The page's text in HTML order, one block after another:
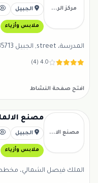
مركز الر... الجبيل
ملابس وأزياء
المدرسة، street, الجبيل 35713
4.0 (4)
افتح صفحة النشاط
مصنع الا...
مصنع
الجبيل
ملابس وأزياء
الملك فيصل الشمالي، مخطط